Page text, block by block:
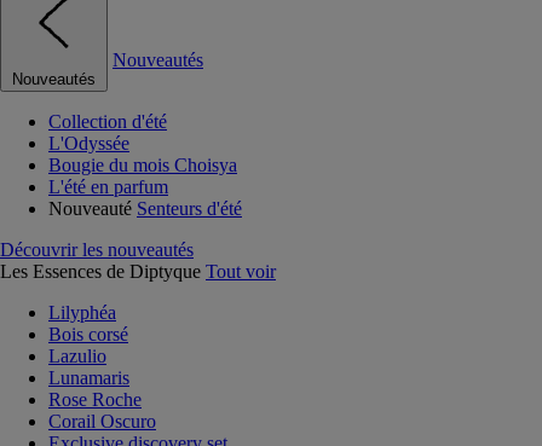
Nouveautés
Nouveautés
Collection d'été
L'Odyssée
Bougie du mois Choisya
L'été en parfum
Nouveauté Senteurs d'été
Découvrir les nouveautés
Les Essences de Diptyque Tout voir
Lilyphéa
Bois corsé
Lazulio
Lunamaris
Rose Roche
Corail Oscuro